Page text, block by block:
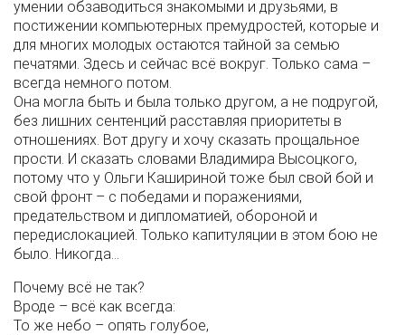
умении обзаводиться знакомыми и друзьями, в
постижении компьютерных премудростей, которые и
для многих молодых остаются тайной за семью
печатями. Здесь и сейчас всё вокруг. Только сама –
всегда немного потом.
Она могла быть и была только другом, а не подругой,
без лишних сентенций расставляя приоритеты в
отношениях. Вот другу и хочу сказать прощальное
прости. И сказать словами Владимира Высоцкого,
потому что у Ольги Кашириной тоже был свой бой и
свой фронт – с победами и поражениями,
предательством и дипломатией, обороной и
передислокацией. Только капитуляции в этом бою не
было. Никогда…
Почему всё не так?
Вроде – всё как всегда:
То же небо – опять голубое,